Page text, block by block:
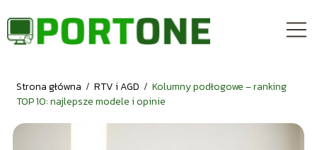
Strona główna / RTV i AGD / Kolumny podłogowe – ranking
TOP 10: najlepsze modele i opinie